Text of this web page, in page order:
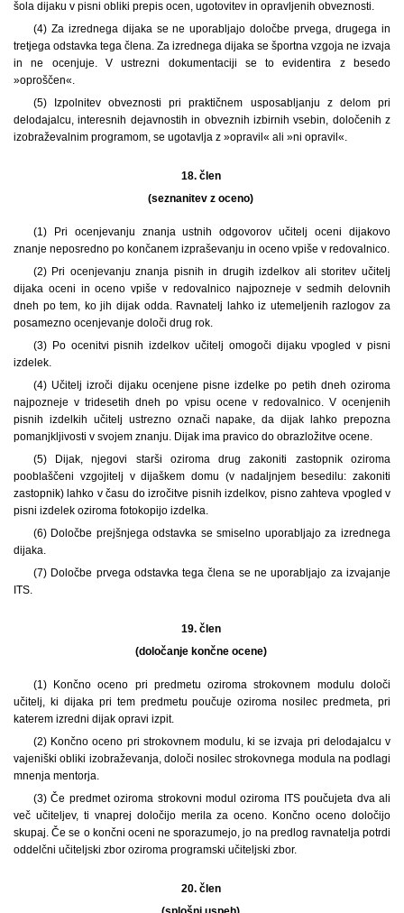
šola dijaku v pisni obliki prepis ocen, ugotovitev in opravljenih obveznosti.
(4) Za izrednega dijaka se ne uporabljajo določbe prvega, drugega in
tretjega odstavka tega člena. Za izrednega dijaka se športna vzgoja ne izvaja
in ne ocenjuje. V ustrezni dokumentaciji se to evidentira z besedo
»oproščen«.
(5) Izpolnitev obveznosti pri praktičnem usposabljanju z delom pri
delodajalcu, interesnih dejavnostih in obveznih izbirnih vsebin, določenih z
izobraževalnim programom, se ugotavlja z »opravil« ali »ni opravil«.
18. člen
(seznanitev z oceno)
(1) Pri ocenjevanju znanja ustnih odgovorov učitelj oceni dijakovo
znanje neposredno po končanem izpraševanju in oceno vpiše v redovalnico.
(2) Pri ocenjevanju znanja pisnih in drugih izdelkov ali storitev učitelj
dijaka oceni in oceno vpiše v redovalnico najpozneje v sedmih delovnih
dneh po tem, ko jih dijak odda. Ravnatelj lahko iz utemeljenih razlogov za
posamezno ocenjevanje določi drug rok.
(3) Po ocenitvi pisnih izdelkov učitelj omogoči dijaku vpogled v pisni
izdelek.
(4) Učitelj izroči dijaku ocenjene pisne izdelke po petih dneh oziroma
najpozneje v tridesetih dneh po vpisu ocene v redovalnico. V ocenjenih
pisnih izdelkih učitelj ustrezno označi napake, da dijak lahko prepozna
pomanjkljivosti v svojem znanju. Dijak ima pravico do obrazložitve ocene.
(5) Dijak, njegovi starši oziroma drug zakoniti zastopnik oziroma
pooblaščeni vzgojitelj v dijaškem domu (v nadaljnjem besedilu: zakoniti
zastopnik) lahko v času do izročitve pisnih izdelkov, pisno zahteva vpogled v
pisni izdelek oziroma fotokopijo izdelka.
(6) Določbe prejšnjega odstavka se smiselno uporabljajo za izrednega
dijaka.
(7) Določbe prvega odstavka tega člena se ne uporabljajo za izvajanje
ITS.
19. člen
(določanje končne ocene)
(1) Končno oceno pri predmetu oziroma strokovnem modulu določi
učitelj, ki dijaka pri tem predmetu poučuje oziroma nosilec predmeta, pri
katerem izredni dijak opravi izpit.
(2) Končno oceno pri strokovnem modulu, ki se izvaja pri delodajalcu v
vajeniški obliki izobraževanja, določi nosilec strokovnega modula na podlagi
mnenja mentorja.
(3) Če predmet oziroma strokovni modul oziroma ITS poučujeta dva ali
več učiteljev, ti vnaprej določijo merila za oceno. Končno oceno določijo
skupaj. Če se o končni oceni ne sporazumejo, jo na predlog ravnatelja potrdi
oddelčni učiteljski zbor oziroma programski učiteljski zbor.
20. člen